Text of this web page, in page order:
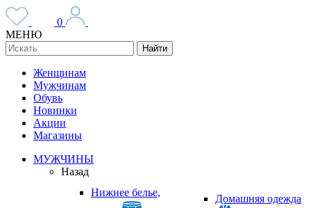
0
МЕНЮ
Найти
Женщинам
Мужчинам
Обувь
Новинки
Акции
Магазины
МУЖЧИНЫ
Назад
Нижнее белье,
Домашняя одежда